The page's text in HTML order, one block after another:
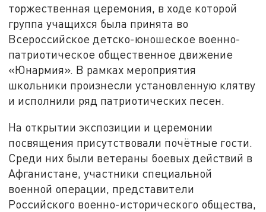
торжественная церемония, в ходе которой
группа учащихся была принята во
Всероссийское детско-юношеское военно-
патриотическое общественное движение
«Юнармия». В рамках мероприятия
школьники произнесли установленную клятву
и исполнили ряд патриотических песен.
На открытии экспозиции и церемонии
посвящения присутствовали почётные гости.
Среди них были ветераны боевых действий в
Афганистане, участники специальной
военной операции, представители
Российского военно-исторического общества,